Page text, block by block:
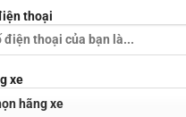
thoại
xe